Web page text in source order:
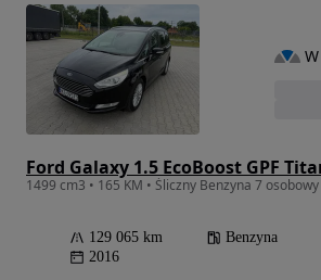
Ford Galaxy 1.5 EcoBoost GPF
129 065 km Benzyna
2016